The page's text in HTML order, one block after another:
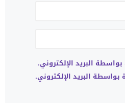
البريد الإلكتروني.
بواسطة البريد الإلكتروني.